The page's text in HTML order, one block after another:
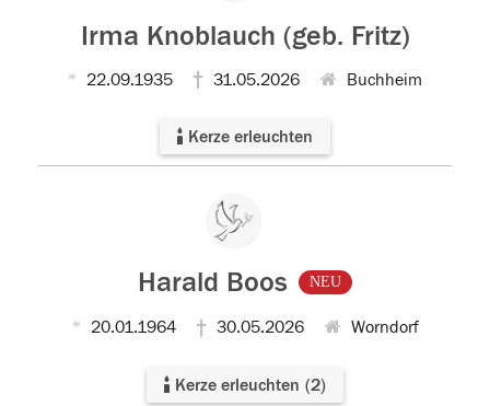
Irma Knoblauch (geb. Fritz)
22.09.1935 31.05.2026 Buchheim
Kerze erleuchten
Harald Boos NEU
20.01.1964 30.05.2026 Worndorf
Kerze erleuchten (2)